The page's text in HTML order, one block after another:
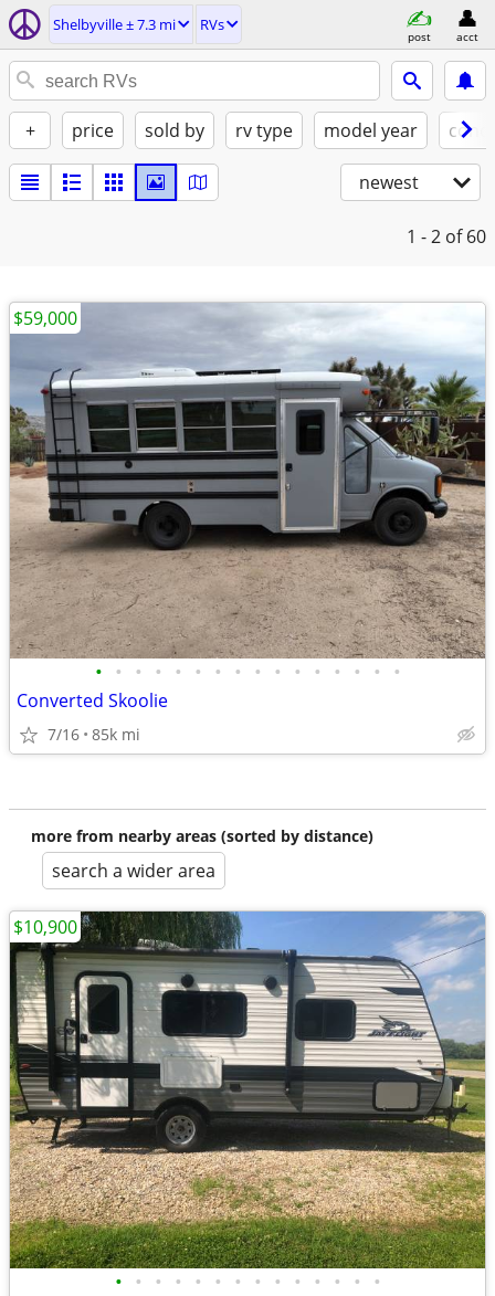
Shelbyville ± 7.3 mi RVs
post acct
+ price sold by rv type model year
newest
1 - 2 of 60
• • • • • • • • • • • • • • • •
Converted Skoolie
7/16 85k mi
$59,000
more from nearby areas (sorted by distance)
search a wider area
• • • • • • • • • • • • • •
$10,900